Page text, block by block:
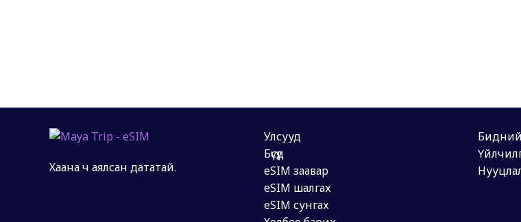
Хаана ч аялсан дататай.
Улсууд
Бүсүүд
eSIM заавар
eSIM шалгах
eSIM сунгах